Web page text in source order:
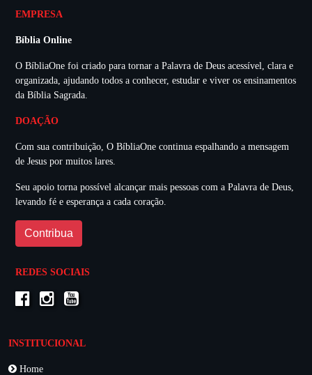
EMPRESA
Bíblia Online
O BíbliaOne foi criado para tornar a Palavra de Deus acessível, clara e
organizada, ajudando todos a conhecer, estudar e viver os ensinamentos
da Bíblia Sagrada.
DOAÇÃO
Com sua contribuição, O BíbliaOne continua espalhando a mensagem
de Jesus por muitos lares.
Seu apoio torna possível alcançar mais pessoas com a Palavra de Deus,
levando fé e esperança a cada coração.
Contribua
REDES SOCIAIS
INSTITUCIONAL
Home